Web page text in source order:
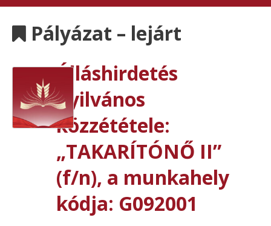
Pályázat – lejárt
Álláshirdetés
nyilvános
közzététele:
„TAKARÍTÓNŐ II”
(f/n), a munkahely
kódja: G092001